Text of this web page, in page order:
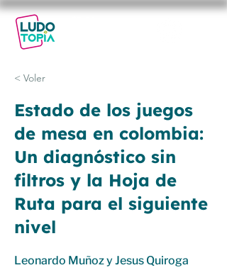
< Voler
Estado de los juegos
de mesa en colombia:
Un diagnóstico sin
filtros y la Hoja de
Ruta para el siguiente
nivel
Leonardo Muñoz y Jesus Quiroga